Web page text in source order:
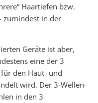
Haartiefen bzw.
zumindest in der
Geräte ist aber,
eine der 3
den Haut- und
wird. Der 3-Wellen-
in den 3